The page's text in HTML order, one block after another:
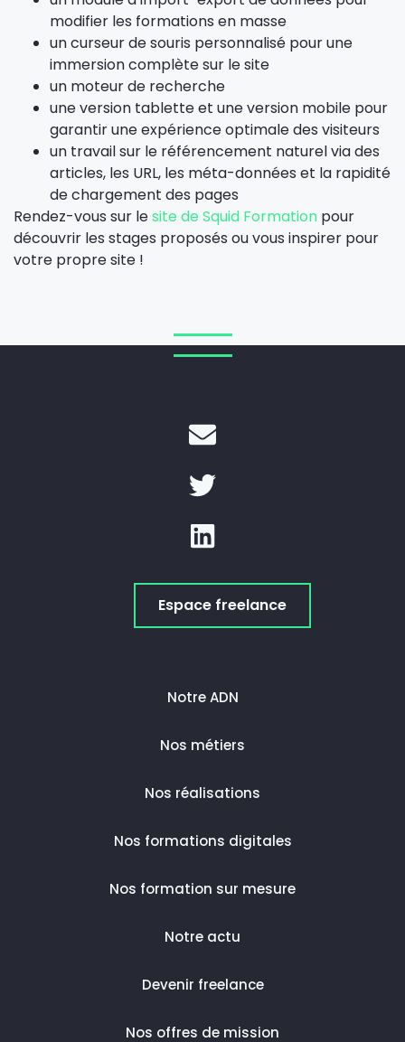
modifier les formations en masse
un curseur de souris personnalisé pour une
immersion complète sur le site
un moteur de recherche
une version tablette et une version mobile pour
garantir une expérience optimale des visiteurs
un travail sur le référencement naturel via des
articles, les URL, les méta-données et la rapidité
de chargement des pages
Rendez-vous sur lesite de Squid Formation pour
découvrir les stages proposés ou vous inspirer pour
votre propre site !
Espace freelance
Notre ADN
Nos métiers
Nos réalisations
Nos formations digitales
Nos formation sur mesure
Notre actu
Devenir freelance
Nos offres de mission